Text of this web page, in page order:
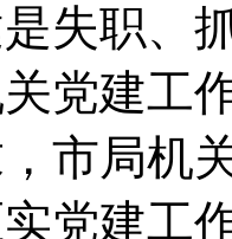
失职、
党建工
局机关
党建工